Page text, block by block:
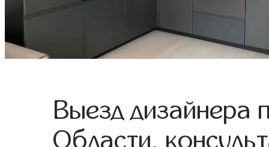
Выезд дизайнера
Области,